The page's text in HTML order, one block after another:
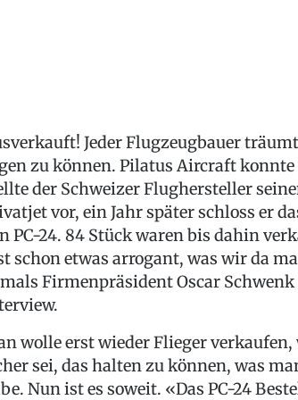
Jeder Flugzeugbauer
zu können. Pilatus Aircraft konnte
der Schweizer Flughersteller
vor, ein Jahr später schloss er
PC-24. 84 Stück waren bis dahin
schon etwas arrogant, was wir da
Firmenpräsident Oscar
wolle erst wieder Flieger verkaufen,
sei, das halten zu können, was
Nun ist es soweit. «Das PC-24